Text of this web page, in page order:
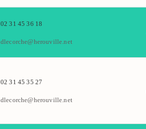
02 31 45 36 18
dlecorche@herouville.net
02 31 45 35 27
dlecorche@herouville.net